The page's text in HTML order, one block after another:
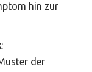
hin zur
:
der